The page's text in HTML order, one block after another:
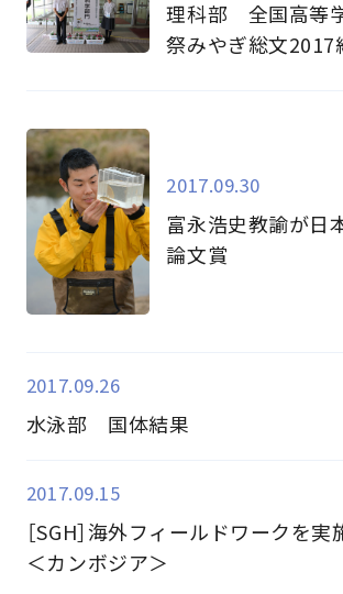
理科部 全国高等
祭みやぎ総文2017
2017.09.30
富永浩史教諭が日
論文賞
2017.09.26
水泳部 国体結果
2017.09.15
［SGH］海外フィールドワークを実
＜カンボジア＞